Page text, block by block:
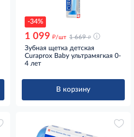
-34%
1 099 д/шт 1 669 д
Зубная щетка детская
Curaprox Baby ультрамягкая 0-
4 лет
В корзину